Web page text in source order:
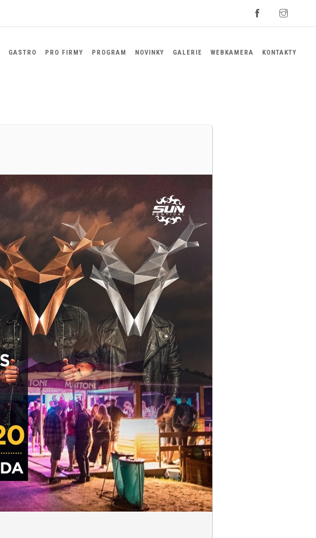
GASTRO PRO FIRMY PROGRAM NOVINKY GALERIE WEBKAMERA KONTAKTY